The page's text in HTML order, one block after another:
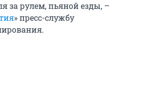
за рулем, пьяной езды, –
» пресс-службу